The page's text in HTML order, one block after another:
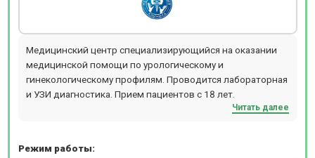
Медицинский центр специализирующийся на оказании
медицинской помощи по урологическому и
гинекологическому профилям. Проводится лабораторная
и УЗИ диагностика. Прием пациентов с 18 лет.
Читать далее
Режим работы: